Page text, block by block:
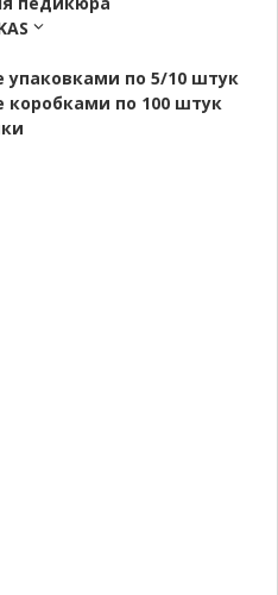
упаковками по 5/10 штук
коробками по 100 штук